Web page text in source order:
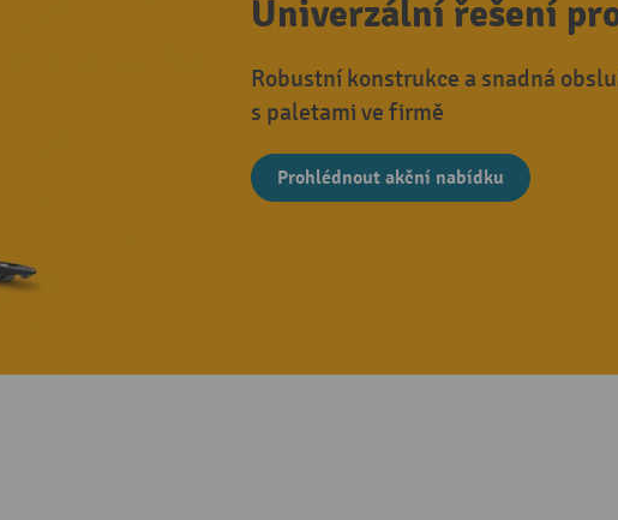
Univerzální řešení
Robustní konstrukce a snadná
s paletami ve firmě
Prohlédnout akční nabídku